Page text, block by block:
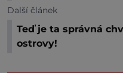
Další článek
Teď je ta správná
ostrovy!